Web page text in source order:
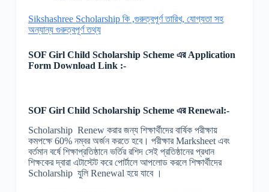
Sikshashree Scholarship কি ,গুরুত্বপূর্ণ তারিখ, যোগ্যতা সহ
অন্যান্য গুরুত্বপূর্ণ তথ্য
SOF Girl Child Scholarship Schemeএর Application
Form Download Link :-
SOF Girl Child Scholarship Schemeএর Renewal:-
Scholarship Renew করার জন্য শিক্ষার্থীদের বার্ষিক পরীক্ষায়
কমপক্ষে 60% নম্বর অর্জন করতে হবে। পরীক্ষার Marksheet এবং
বর্তমান বর্ষে শিক্ষাপ্রতিষ্ঠানে ভর্তির রশিদ সেই প্রতিষ্ঠানের প্রধান
শিক্ষকের দ্বারা এটাস্টেট করে পোর্টালে আপলোড করলে শিক্ষার্থীদের
Scholarship যুলি Renewal হয়ে যাবে ।